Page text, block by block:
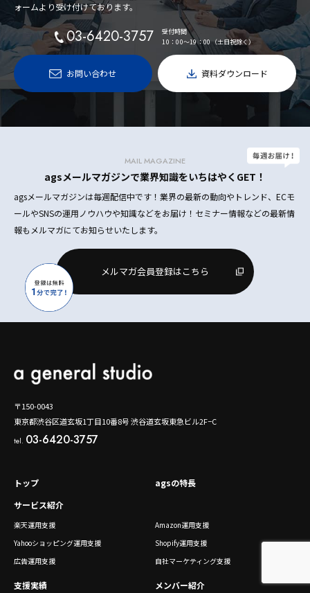
ォームより受け付けております。
03-6420-3757
受付時間
10：00〜19：00（土日祝除く）
お問い合わせ 資料ダウンロード
MAIL MAGAZINE
agsメールマガジンで業界知識をいちはやくGET！
agsメールマガジンは毎週配信中です！業界の最新の動向やトレンド、ECモ
ールやSNSの運用ノウハウや知識などをお届け！セミナー情報などの最新情
報もメルマガにてお知らせいたします。
メルマガ会員登録はこちら
〒150-0043
東京都渋谷区道玄坂1丁目10番8号 渋谷道玄坂東急ビル2F−C
tel. 03-6420-3757
トップ
agsの特長
サービス紹介
楽天運用支援
Amazon運用支援
Yahooショッピング運用支援
Shopify運用支援
広告運用支援
自社マーケティング支援
支援実績 メンバー紹介